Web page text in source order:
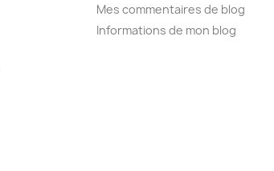
Mes commentaires de blog
Informations de mon blog